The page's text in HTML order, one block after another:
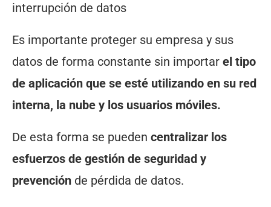
interrupción de datos
Es importante proteger su empresa y sus
datos de forma constante sin importar el tipo
de aplicación que se esté utilizando en su red
interna, la nube y los usuarios móviles.
De esta forma se pueden centralizar los
esfuerzos de gestión de seguridad y
prevención de pérdida de datos.